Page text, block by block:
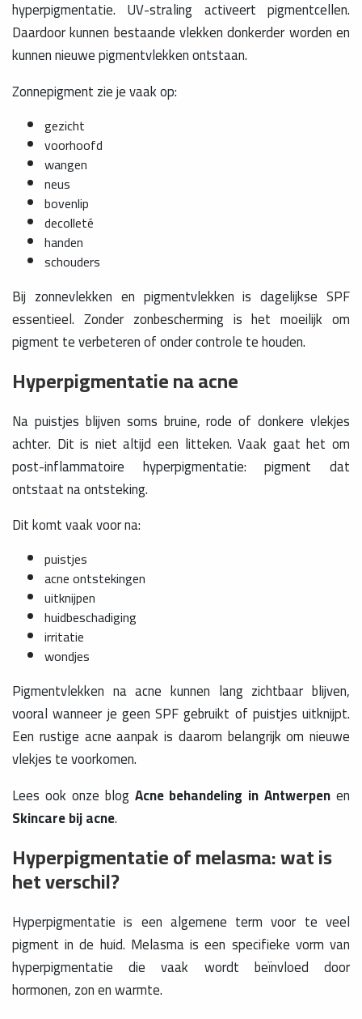
hyperpigmentatie. UV-straling activeert pigmentcellen.
Daardoor kunnen bestaande vlekken donkerder worden en
kunnen nieuwe pigmentvlekken ontstaan.
Zonnepigment zie je vaak op:
gezicht
voorhoofd
wangen
neus
bovenlip
decolleté
handen
schouders
Bij zonnevlekken en pigmentvlekken is dagelijkse SPF
essentieel. Zonder zonbescherming is het moeilijk om
pigment te verbeteren of onder controle te houden.
Hyperpigmentatie na acne
Na puistjes blijven soms bruine, rode of donkere vlekjes
achter. Dit is niet altijd een litteken. Vaak gaat het om
post-inflammatoire hyperpigmentatie: pigment dat
ontstaat na ontsteking.
Dit komt vaak voor na:
puistjes
acne ontstekingen
uitknijpen
huidbeschadiging
irritatie
wondjes
Pigmentvlekken na acne kunnen lang zichtbaar blijven,
vooral wanneer je geen SPF gebruikt of puistjes uitknijpt.
Een rustige acne aanpak is daarom belangrijk om nieuwe
vlekjes te voorkomen.
Lees ook onze blog Acne behandeling in Antwerpen en
Skincare bij acne.
Hyperpigmentatie of melasma: wat is
het verschil?
Hyperpigmentatie is een algemene term voor te veel
pigment in de huid. Melasma is een specifieke vorm van
hyperpigmentatie die vaak wordt beïnvloed door
hormonen, zon en warmte.